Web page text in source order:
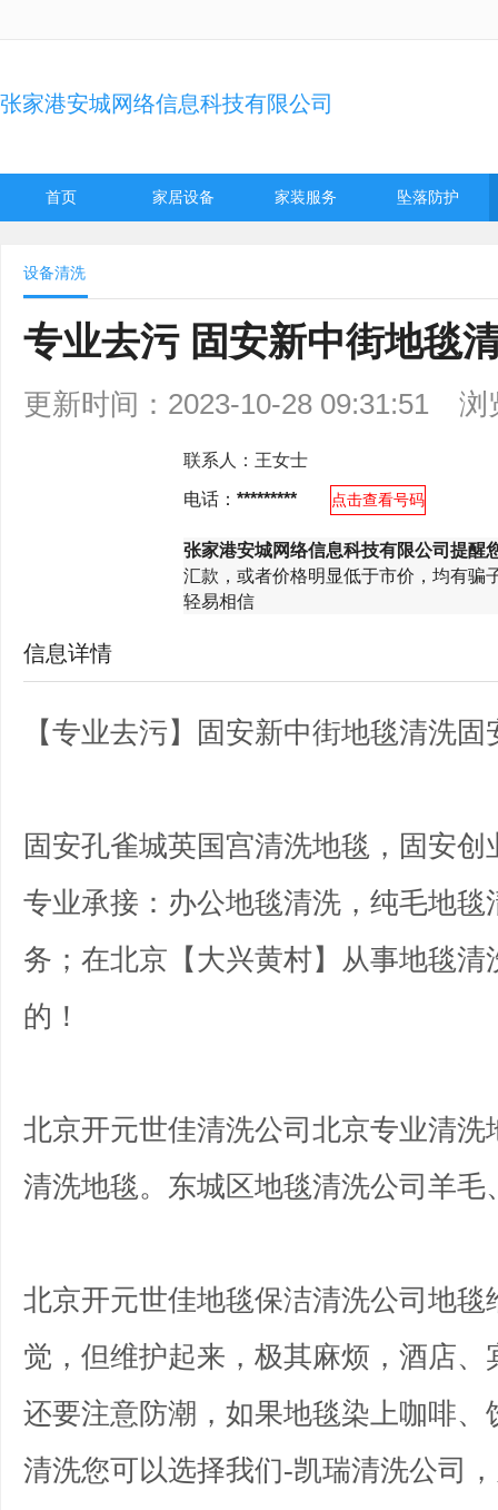
张家港安城网络信息科技有限公司
首页 家居设备 家装服务 坠落防护
设备清洗
专业去污 固安新中街地毯
更新时间：2023-10-28 09:31:51 浏
联系人： 王女士
电话： ********* 点击查看号码
张家港安城网络信息科技有限公司提醒
汇款，或者价格明显低于市价，均有骗
轻易相信
信息详情
【专业去污】固安新中街地毯清洗
固安孔雀城英国宫清洗地毯，固安
专业承接：办公地毯清洗，纯毛地
务；在北京【大兴黄村】从事地毯
的！
北京开元世佳清洗公司北京专业清
清洗地毯。东城区地毯清洗公司羊
北京开元世佳地毯保洁清洗公司地
觉，但维护起来，极其麻烦，酒店
还要注意防潮，如果地毯染上咖啡
清洗您可以选择我们-凯瑞清洗公司